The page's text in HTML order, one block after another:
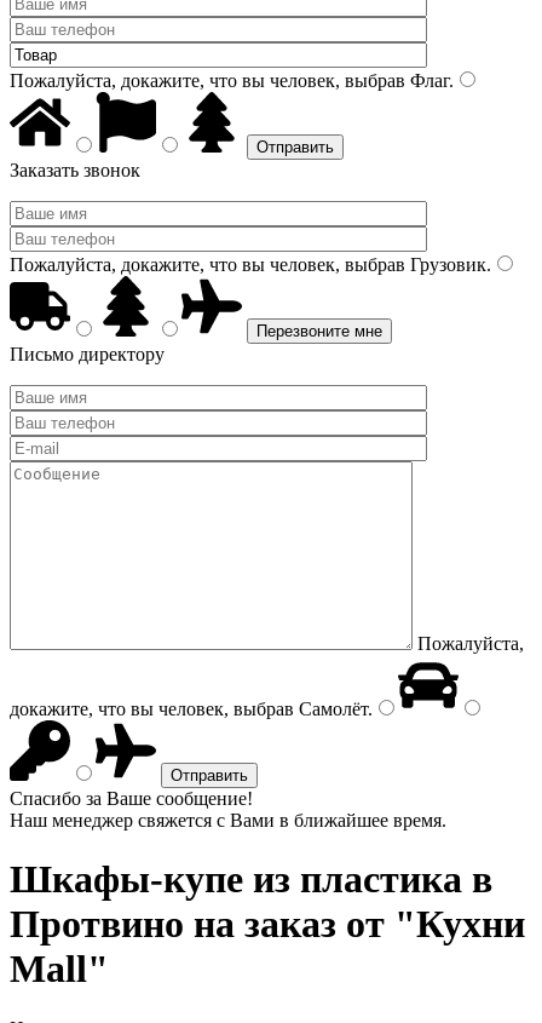
Пожалуйста, докажите, что вы человек, выбрав Флаг.
Заказать звонок
Пожалуйста, докажите, что вы человек, выбрав Грузовик.
Письмо директору
Пожалуйста,
докажите, что вы человек, выбрав Самолёт.
Спасибо за Ваше сообщение!
Наш менеджер свяжется с Вами в ближайшее время.
Шкафы-купе из пластика в
Протвино на заказ от "Кухни
Mall"